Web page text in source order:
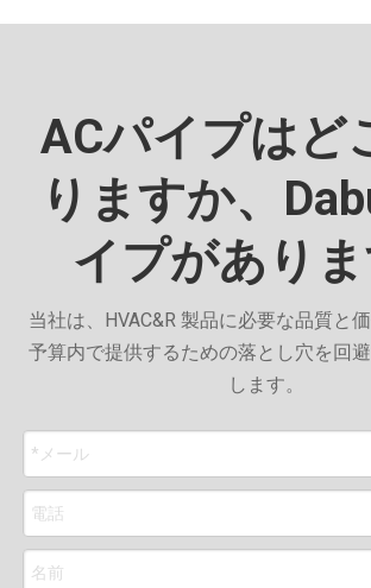
ACパイプはど
りますか、
イプがありま
当社は、HVAC&R 製品に必要な品質と
予算内で提供するための落とし穴を回
します。